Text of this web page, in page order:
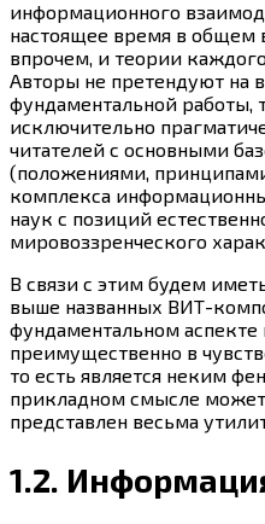
информационного
настоящее время в общем
впрочем, и теории
Авторы не претендуют на
фундаментальной работы,
исключительно
читателей с основными
(положениями,
комплекса
наук с позиций
мировоззренческого
В связи с этим будем
выше названных ВИТ-
фундаментальном аспекте
преимущественно в
то есть является неким
прикладном смысле
представлен весьма
1.2.